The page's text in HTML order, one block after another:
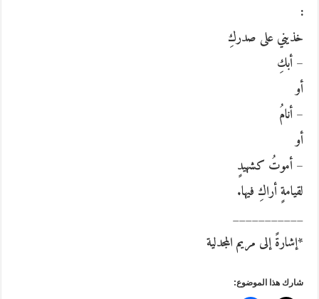
:
خذيني على صدركِ
– أبكِ
أو
– أنامُ
أو
– أموتُ كشهيدٍ
لقيامةٍ أراكِ فيها.
___________
*إشارةً إلى مريم المجدلية
شارك هذا الموضوع: